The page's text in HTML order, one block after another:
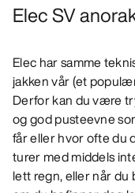
Elec SV
Elec har samme
jakken vår (et
Derfor kan du være
og god pusteevne
får eller hvor ofte du
turer med middels
lett regn, eller når du